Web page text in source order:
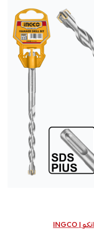
انكو | INGCO